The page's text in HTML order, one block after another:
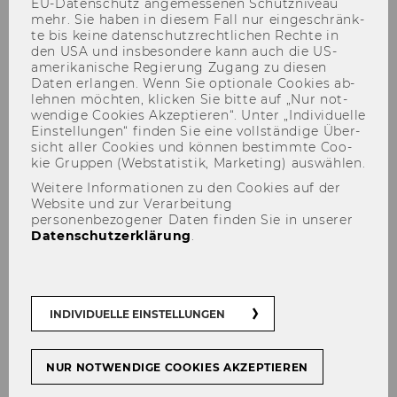
Mission und Purpose im
Mittelpunkt: Besonderheiten
und Herausforderungen des
Nonprofit Marketings
TEILEN TEILEN
EU-​Datenschutz an­ge­mes­se­nen Schutz­ni­veau
mehr. Sie haben in die­sem Fall nur ein­ge­schränk­
te bis keine da­ten­schutz­recht­li­chen Rech­te in
den USA und ins­be­son­de­re kann auch die US-​
amerikanische Re­gie­rung Zu­gang zu die­sen
Daten er­lan­gen. Wenn Sie op­tio­na­le Coo­kies ab­
leh­nen möch­ten, kli­cken Sie bitte auf „Nur not­
wen­di­ge Coo­kies Ak­zep­tie­ren“. Unter „In­di­vi­du­el­le
Ein­stel­lun­gen“ fin­den Sie eine voll­stän­di­ge Über­
sicht aller Coo­kies und kön­nen be­stimm­te Coo­
kie Grup­pen (Web­sta­tis­tik, Mar­ke­ting) aus­wäh­len.
Weitere Informationen zu den Cookies auf der
Website und zur Verarbeitung
personenbezogener Daten finden Sie in unserer
Datenschutzerklärung.
INDIVIDUELLE EINSTELLUNGEN
NUR NOTWENDIGE COOKIES AKZEPTIEREN